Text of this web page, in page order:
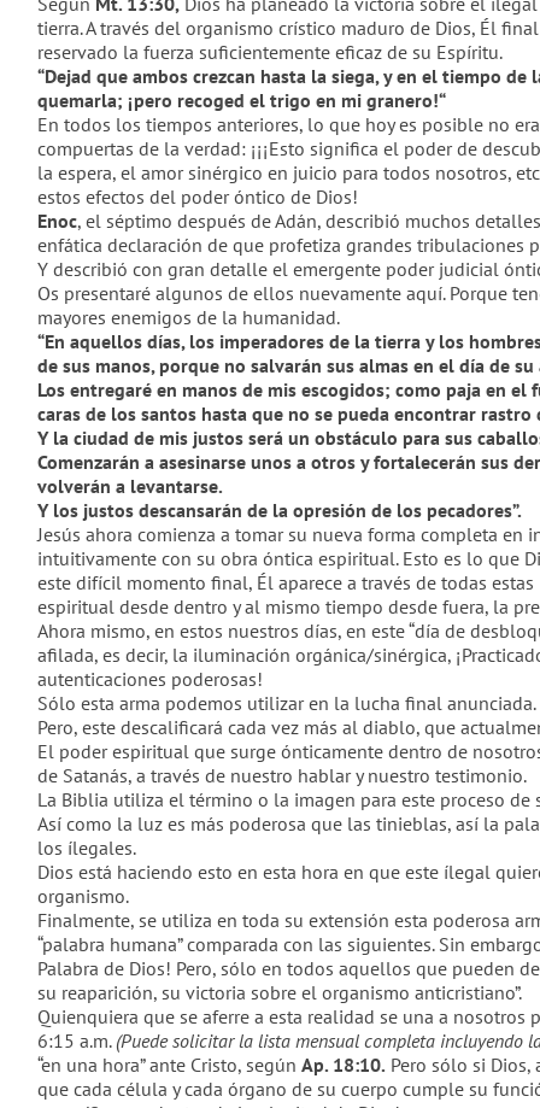
tierra. A través del organismo crístico maduro de Dios, Él
reservado la fuerza suficientemente eficaz de su Espíritu.
“Dejad que ambos crezcan hasta la siega, y en el tiempo
quemarla; ¡pero recoged el trigo en mi granero!“
En todos los tiempos anteriores, lo que hoy es posible no
compuertas de la verdad: ¡¡¡Esto significa el poder de
la espera, el amor sinérgico en juicio para todos nosotros,
estos efectos del poder óntico de Dios!
Enoc, el séptimo después de Adán, describió muchos
enfática declaración de que profetiza grandes tribulaciones
Y describió con gran detalle el emergente poder judicial
Os presentaré algunos de ellos nuevamente aquí. Porque
mayores enemigos de la humanidad.
“En aquellos días, los imperadores de la tierra y los
de sus manos, porque no salvarán sus almas en el día de
Los entregaré en manos de mis escogidos; como paja en
caras de los santos hasta que no se pueda encontrar rastro
Y la ciudad de mis justos será un obstáculo para sus
Comenzarán a asesinarse unos a otros y fortalecerán sus
volverán a levantarse.
Y los justos descansarán de la opresión de los pecadores”.
Jesús ahora comienza a tomar su nueva forma completa
intuitivamente con su obra óntica espiritual. Esto es lo que
este difícil momento final, Él aparece a través de todas
espiritual desde dentro y al mismo tiempo desde fuera, la
Ahora mismo, en estos nuestros días, en este “día de
afilada, es decir, la iluminación orgánica/sinérgica,
autenticaciones poderosas!
Sólo esta arma podemos utilizar en la lucha final anunciada.
Pero, este descalificará cada vez más al diablo, que
El poder espiritual que surge ónticamente dentro de
de Satanás, a través de nuestro hablar y nuestro testimonio.
La Biblia utiliza el término o la imagen para este proceso
Así como la luz es más poderosa que las tinieblas, así la
los ílegales.
Dios está haciendo esto en esta hora en que este ílegal
organismo.
Finalmente, se utiliza en toda su extensión esta poderosa
“palabra humana” comparada con las siguientes. Sin
Palabra de Dios! Pero, sólo en todos aquellos que pueden
su reaparición, su victoria sobre el organismo anticristiano”.
Quienquiera que se aferre a esta realidad se una a
6:15 a.m. (Puede solicitar la lista mensual completa incluyendo
“en una hora” ante Cristo, según Ap. 18:10. Pero sólo si
que cada célula y cada órgano de su cuerpo cumple su